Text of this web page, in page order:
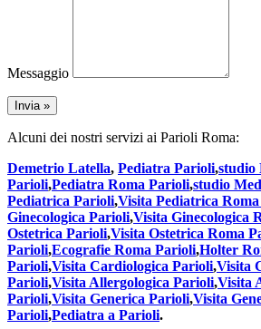
Messaggio
Alcuni dei nostri servizi ai Parioli Roma:
Demetrio Latella, Pediatra Parioli,studio
Parioli,Pediatra Roma Parioli,studio
Pediatrica Parioli,Visita Pediatrica
Ginecologica Parioli,Visita Ginecologica
Ostetrica Parioli,Visita Ostetrica Roma
Parioli,Ecografie Roma Parioli,Holter
Parioli,Visita Cardiologica Parioli,Visita
Parioli,Visita Allergologica Parioli,Visita
Parioli,Visita Generica Parioli,Visita
Parioli,Pediatra a Parioli.